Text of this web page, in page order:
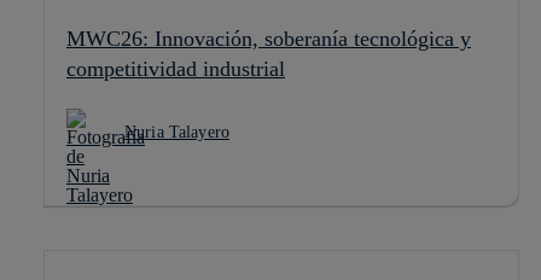
MWC26: Innovación, soberanía tecnológica y
competitividad industrial
Nuria Talayero